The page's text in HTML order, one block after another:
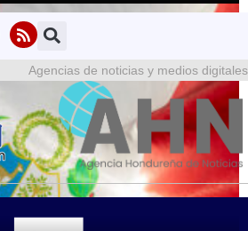
Agencias de noticias y medios digitales